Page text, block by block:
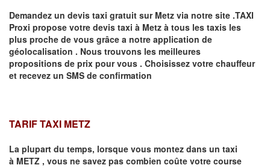
Demandez un devis taxi gratuit sur Metz via notre site .TAXI
Proxi propose votre devis taxi à Metz à tous les taxis les
plus proche de vous grâce a notre application de
géolocalisation . Nous trouvons les meilleures
propositions de prix pour vous . Choisissez votre chauffeur
et recevez un SMS de confirmation
TARIF TAXI METZ
La plupart du temps, lorsque vous montez dans un taxi
à METZ , vous ne savez pas combien coûte votre course